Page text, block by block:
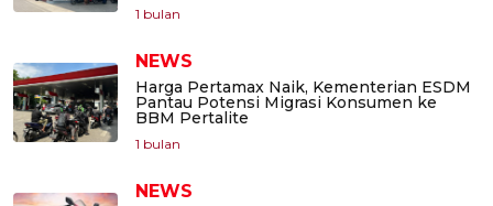
1 bulan
NEWS
Harga Pertamax Naik, Kementerian ESDM
Pantau Potensi Migrasi Konsumen ke
BBM Pertalite
1 bulan
NEWS